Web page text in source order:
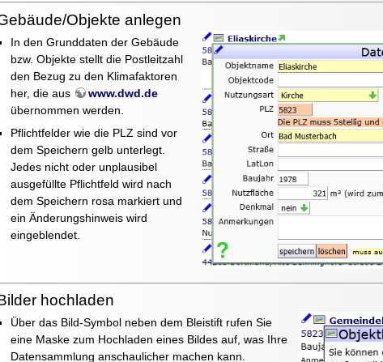
Objekte anlegen
In den Grunddaten der Gebäude
bzw. Objekte stellt die Postleitzahl
den Bezug zu den Klimafaktoren
her, die aus
www.dwd.de
übernommen werden.
Pflichtfelder wie die PLZ sind vor
dem Speichern gelb unterlegt.
Jedes nicht oder unplausibel
ausgefüllte Pflichtfeld wird nach
dem Speichern rosa markiert und
ein Änderungshinweis wird
eingeblendet.
hochladen
Über das Bild-Symbol neben dem Bleistift rufen Sie
eine Maske zum Hochladen eines Bildes auf, was Ihre
Datensammlung anschaulicher machen kann.